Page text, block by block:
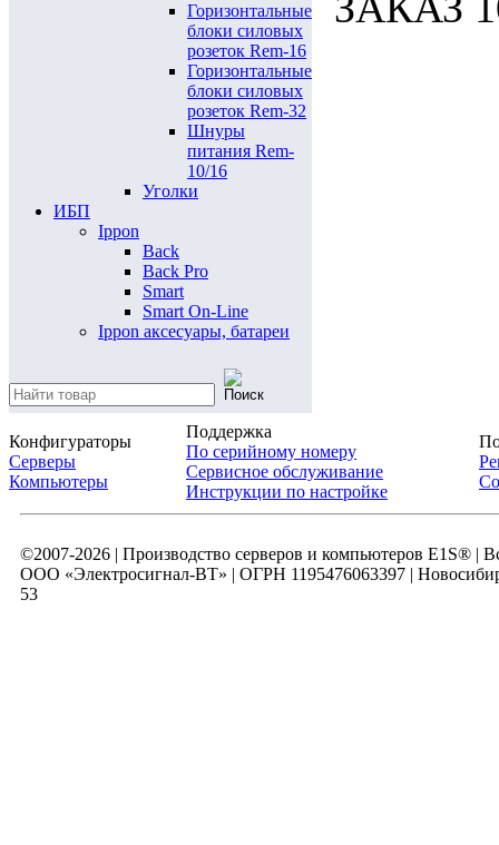
Горизонтальные
блоки силовых
розеток Rem-16
Горизонтальные
блоки силовых
розеток Rem-32
Шнуры
питания Rem-
10/16
Уголки
ИБП
Ippon
Back
Back Pro
Smart
Smart On-Line
Ippon аксесуары, батареи
Конфигураторы
Серверы
Компьютеры
Поддержка
По серийному номеру
Сервисное обслуживание
Инструкции по настройке
©2007-2026 | Производство серверов и компьютеров E1S® |
ООО «Электросигнал-ВТ» | ОГРН 1195476063397 |
53